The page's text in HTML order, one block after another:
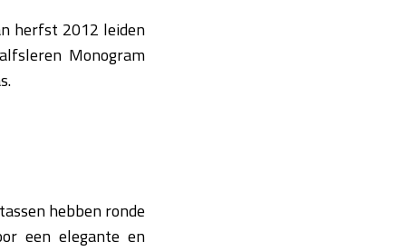
herfst 2012 leiden
Monogram
hebben ronde
een elegante en